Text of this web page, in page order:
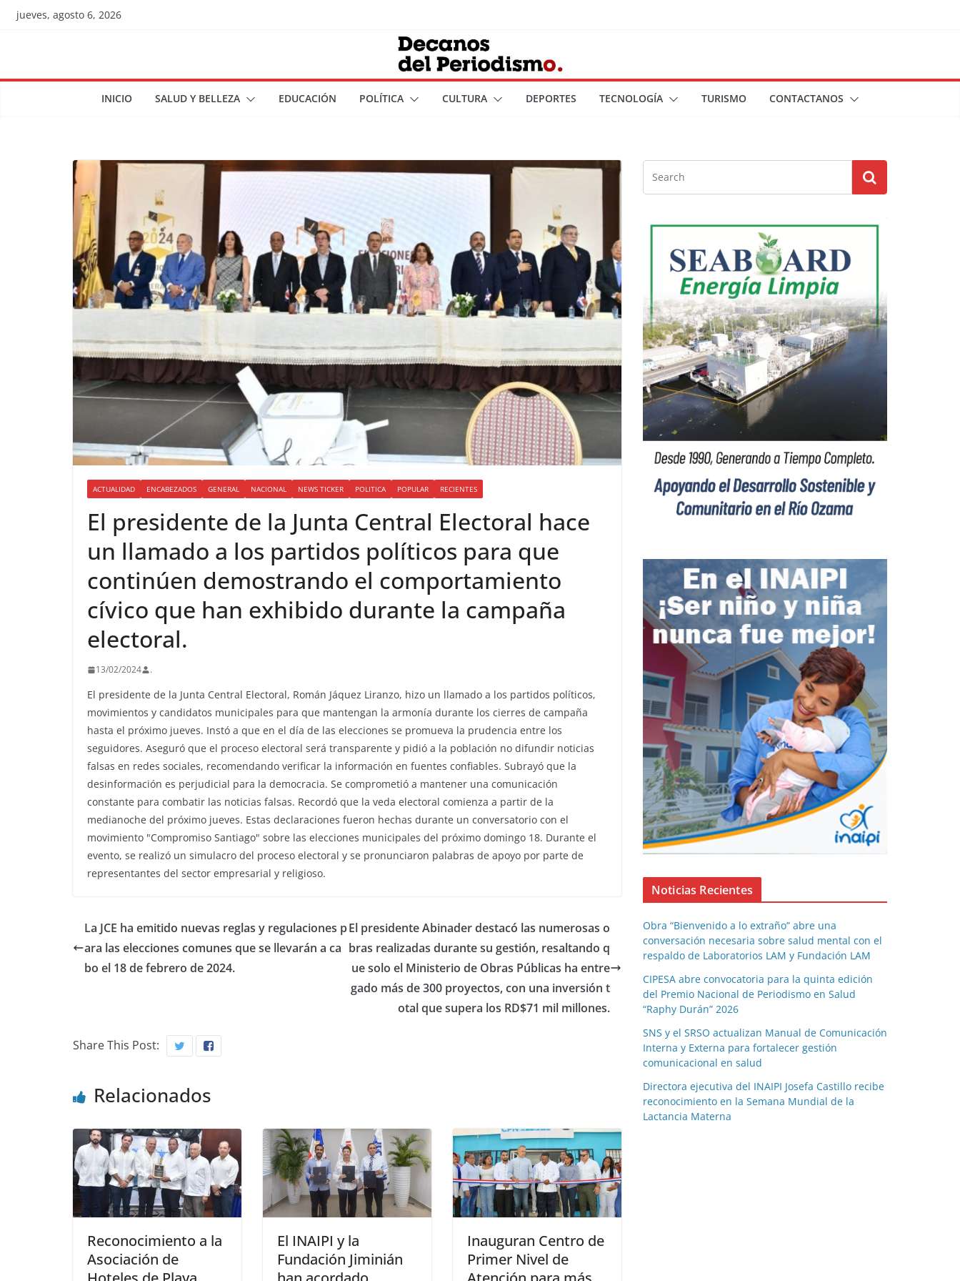
Skipjueves, agosto 6, 2026
INICIO SALUD Y BELLEZA EDUCACIÓN POLÍTICA CULTURA DEPORTES TECNOLOGÍA TURISMO CONTACTANOS
ACTUALIDAD ENCABEZADOS GENERAL NACIONAL NEWS TICKER POLITICA POPULAR RECIENTES
El presidente de la Junta Central Electoral hace
un llamado a los partidos políticos para que
continúen demostrando el comportamiento
cívico que han exhibido durante la campaña
electoral.
13/02/2024 .
El presidente de la Junta Central Electoral, Román Jáquez Liranzo, hizo un llamado a los partidos políticos,
movimientos y candidatos municipales para que mantengan la armonía durante los cierres de campaña
hasta el próximo jueves. Instó a que en el día de las elecciones se promueva la prudencia entre los
seguidores. Aseguró que el proceso electoral será transparente y pidió a la población no difundir noticias
falsas en redes sociales, recomendando verificar la información en fuentes confiables. Subrayó que la
desinformación es perjudicial para la democracia. Se comprometió a mantener una comunicación
constante para combatir las noticias falsas. Recordó que la veda electoral comienza a partir de la
medianoche del próximo jueves. Estas declaraciones fueron hechas durante un conversatorio con el
movimiento "Compromiso Santiago" sobre las elecciones municipales del próximo domingo 18. Durante el
evento, se realizó un simulacro del proceso electoral y se pronunciaron palabras de apoyo por parte de
representantes del sector empresarial y religioso.
La JCE ha emitido nuevas reglas y regulaciones p
ara las elecciones comunes que se llevarán a ca
bo el 18 de febrero de 2024.
El presidente Abinader destacó las numerosas o
bras realizadas durante su gestión, resaltando q
ue solo el Ministerio de Obras Públicas ha entre
gado más de 300 proyectos, con una inversión t
otal que supera los RD$71 mil millones.
Share This Post:
Relacionados
Reconocimiento a la
Asociación de
El INAIPI y la
Fundación Jiminián
Inauguran Centro de
Primer Nivel de
Noticias Recientes
Obra “Bienvenido a lo extraño” abre una
conversación necesaria sobre salud mental con el
respaldo de Laboratorios LAM y Fundación LAM
CIPESA abre convocatoria para la quinta edición
del Premio Nacional de Periodismo en Salud
“Raphy Durán” 2026
SNS y el SRSO actualizan Manual de Comunicación
Interna y Externa para fortalecer gestión
comunicacional en salud
Directora ejecutiva del INAIPI Josefa Castillo recibe
reconocimiento en la Semana Mundial de la
Lactancia Materna